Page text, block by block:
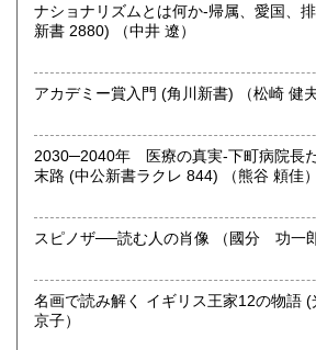
取り扱い分野
哲学宗教、歴史、社会科学、自然科学
オールジャンル
ナショナリズムとは何か-帰属、愛国、
新書 2880) （中井 遼）
アカデミー賞入門 (角川新書) （松崎
2030─2040年 医療の真実-下町病院長
末路 (中公新書ラクレ 844) （熊谷 頼佳）
スピノザ──読む人の肖像 （國分 功
名画で読み解く イギリス王家12の物語 (光文
京子）